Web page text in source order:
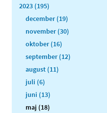
2023 (195)
december (19)
november (30)
oktober (16)
september (12)
august (11)
juli (6)
juni (13)
maj (18)